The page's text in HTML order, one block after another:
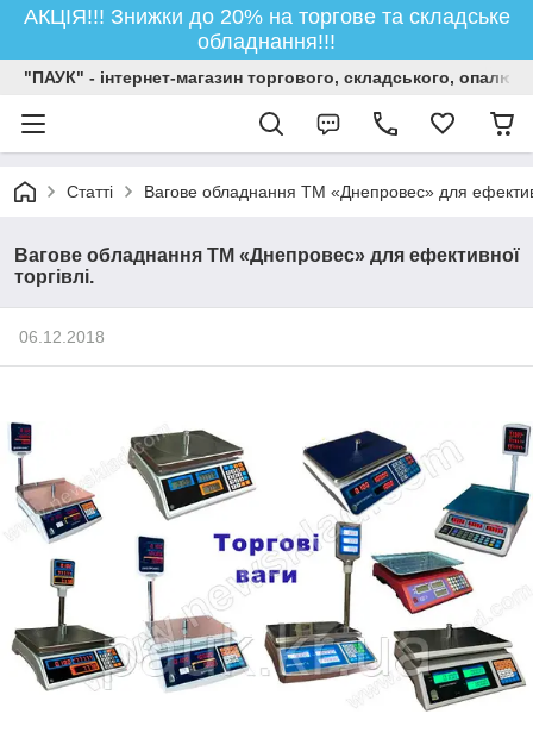
АКЦІЯ!!! Знижки до 20% на торгове та складське
обладнання!!!
"ПАУК" - інтернет-магазин торгового, складського,
Статті Вагове обладнання ТМ «Днепровес» для
Вагове обладнання ТМ «Днепровес» для ефективної
торгівлі.
06.12.2018